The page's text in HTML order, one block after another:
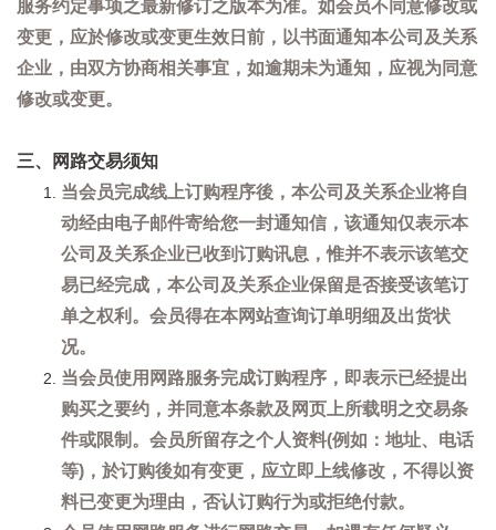
服务约定事项之最新修订之版本为准。如会员不同意修改或
变更，应於修改或变更生效日前，以书面通知本公司及关系
企业，由双方协商相关事宜，如逾期未为通知，应视为同意
修改或变更。
三、网路交易须知
当会员完成线上订购程序後，本公司及关系企业将自
动经由电子邮件寄给您一封通知信，该通知仅表示本
公司及关系企业已收到订购讯息，惟并不表示该笔交
易已经完成，本公司及关系企业保留是否接受该笔订
单之权利。会员得在本网站查询订单明细及出货状
况。
当会员使用网路服务完成订购程序，即表示已经提出
购买之要约，并同意本条款及网页上所载明之交易条
件或限制。会员所留存之个人资料(例如：地址、电话
等)，於订购後如有变更，应立即上线修改，不得以资
料已变更为理由，否认订购行为或拒绝付款。